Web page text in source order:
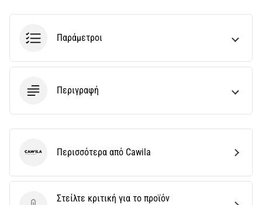
Παράμετροι
Περιγραφή
Στείλτε κριτική για το προϊόν
Cawila Περισσότερα από Cawila